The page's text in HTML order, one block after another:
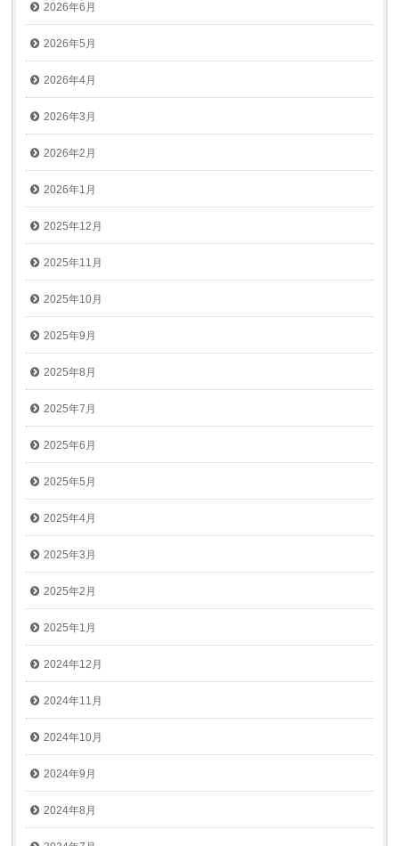
2026年6月
2026年5月
2026年4月
2026年3月
2026年2月
2026年1月
2025年12月
2025年11月
2025年10月
2025年9月
2025年8月
2025年7月
2025年6月
2025年5月
2025年4月
2025年3月
2025年2月
2025年1月
2024年12月
2024年11月
2024年10月
2024年9月
2024年8月